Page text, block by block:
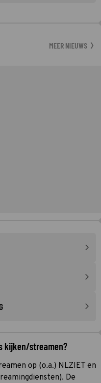
MEER NIEUWS
kijken/streamen?
op (o.a.) NLZIET en
De